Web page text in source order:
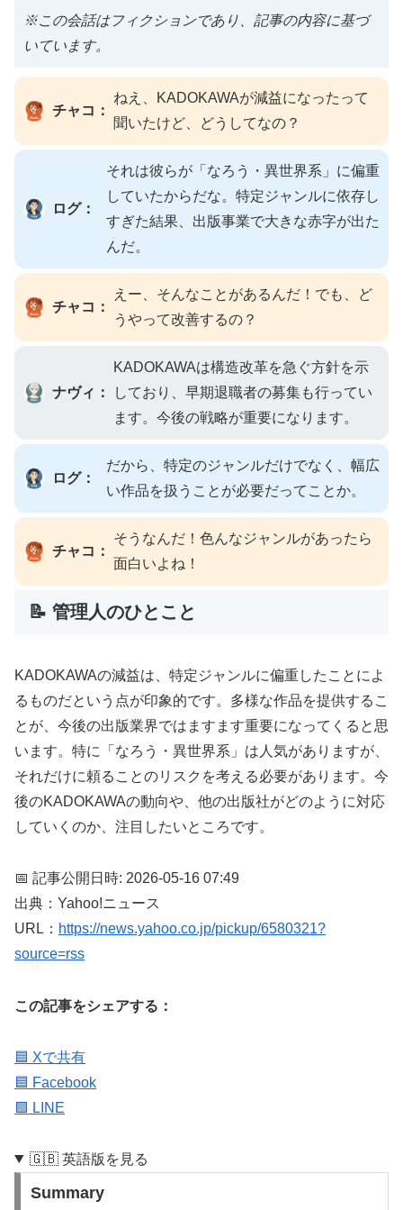
※この会話はフィクションであり、記事の内容に基づ
いています。
チャコ：
ねえ、KADOKAWAが減益になったって
聞いたけど、どうしてなの？
ログ：
それは彼らが「なろう・異世界系」に偏重
していたからだな。特定ジャンルに依存し
すぎた結果、出版事業で大きな赤字が出た
んだ。
チャコ：
えー、そんなことがあるんだ！でも、ど
うやって改善するの？
ナヴィ：
KADOKAWAは構造改革を急ぐ方針を示
しており、早期退職者の募集も行ってい
ます。今後の戦略が重要になります。
ログ：
だから、特定のジャンルだけでなく、幅広
い作品を扱うことが必要だってことか。
チャコ：
そうなんだ！色んなジャンルがあったら
面白いよね！
📝 管理人のひとこと
KADOKAWAの減益は、特定ジャンルに偏重したことによ
るものだという点が印象的です。多様な作品を提供するこ
とが、今後の出版業界ではますます重要になってくると思
います。特に「なろう・異世界系」は人気がありますが、
それだけに頼ることのリスクを考える必要があります。今
後のKADOKAWAの動向や、他の出版社がどのように対応
していくのか、注目したいところです。
📅 記事公開日時: 2026-05-16 07:49
出典：Yahoo!ニュース
URL： https://news.yahoo.co.jp/pickup/6580321?
source=rss
この記事をシェアする：
🟦 Xで共有
🟦 Facebook
🟩 LINE
🇬🇧 英語版を見る
Summary